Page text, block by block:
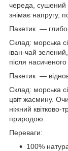
череда, сушений
знімає напругу,
Пакетик —
Склад: морська
іван-чай
після
Пакетик —
Склад: морська
цвіт жасмину.
ніжний квітково-
природою.
Переваги:
100%